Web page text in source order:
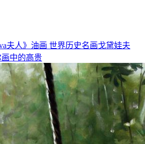
夫人》油画 世界历史名画戈黛娃夫
画中的高贵